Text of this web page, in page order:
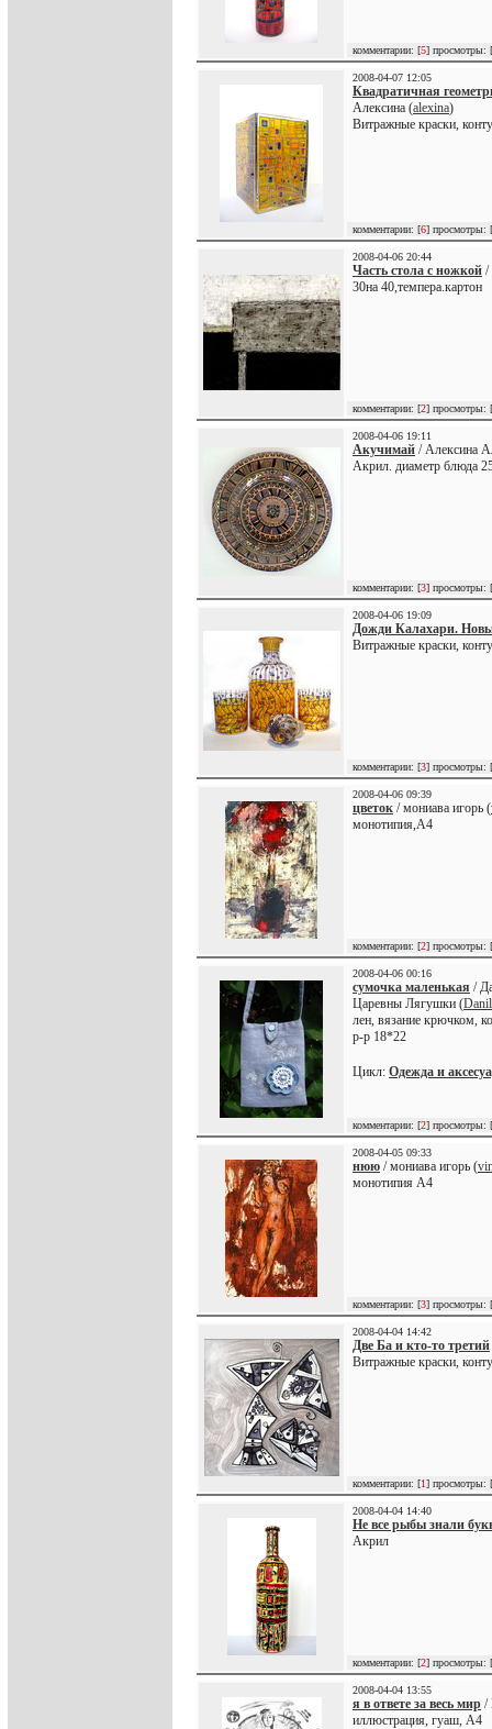
комментарии: [5] просмотры: [
2008-04-07 12:05
Квадратичная
Алексина (alexina)
Витражные краски,
комментарии: [6] просмотры: [
2008-04-06 20:44
Часть стола с ножкой /
30на 40,темпера.картон
комментарии: [2] просмотры: [
2008-04-06 19:11
Акучимай / Алексина
Акрил. диаметр блюда
комментарии: [3] просмотры: [
2008-04-06 19:09
Дожди Калахари.
Витражные краски,
комментарии: [3] просмотры: [
2008-04-06 09:39
цветок / мониава игорь (
монотипия,А4
комментарии: [2] просмотры: [
2008-04-06 00:16
сумочка маленькая /
Царевны Лягушки (
лен, вязание крючком,
р-р 18*22
Цикл: Одежда и
комментарии: [2] просмотры: [
2008-04-05 09:33
нюю / мониава игорь (
монотипия А4
комментарии: [3] просмотры: [
2008-04-04 14:42
Две Ба и кто-то третий
Витражные краски,
комментарии: [1] просмотры: [
2008-04-04 14:40
Не все рыбы знали
Акрил
комментарии: [2] просмотры: [
2008-04-04 13:55
я в ответе за весь мир /
иллюстрация, гуаш, А4